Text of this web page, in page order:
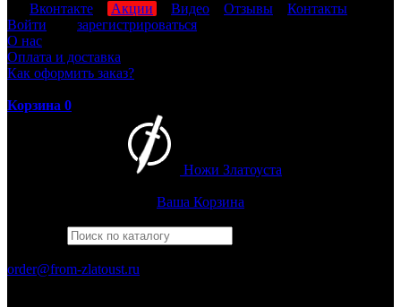
Вконтакте Акции Видео Отзывы
Контакты
Войти
зарегистрироваться
О нас
Оплата и доставка
Как оформить заказ?
Корзина 0
Ножи Златоуста
Ваша Корзина
order@from-zlatoust.ru